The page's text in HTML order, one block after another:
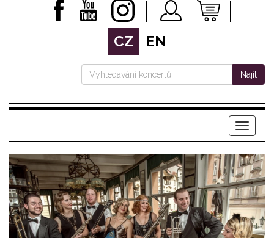
CZ EN
Najít
Menu